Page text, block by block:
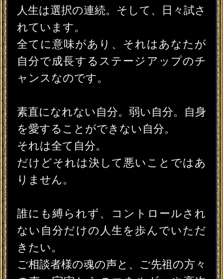
私は、一人でも多くの方の心に寄り
ただきたいと願っております。